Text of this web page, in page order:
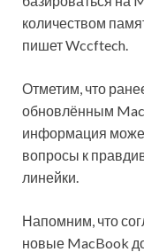
количеством
пишет Wccftech.
Отметим, что
обновлённым
информация
вопросы к
линейки.
Напомним, что
новые MacBook